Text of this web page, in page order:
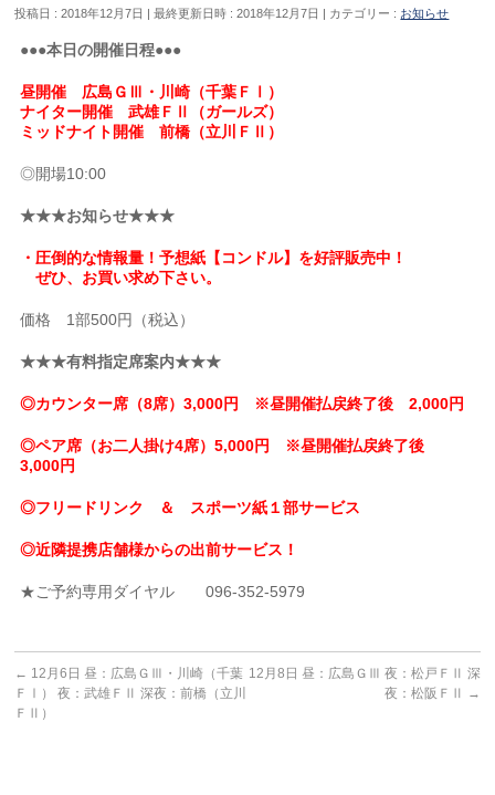
投稿日 : 2018年12月7日 最終更新日時 : 2018年12月7日 カテゴリー : お知らせ
●●●本日の開催日程●●●
昼開催 広島ＧⅢ・川崎（千葉ＦⅠ）
ナイター開催 武雄ＦⅡ（ガールズ）
ミッドナイト開催 前橋（立川ＦⅡ）
◎開場10:00
★★★お知らせ★★★
・圧倒的な情報量！予想紙【コンドル】を好評販売中！
ぜひ、お買い求め下さい。
価格 1部500円（税込）
★★★有料指定席案内★★★
◎カウンター席（8席）3,000円 ※昼開催払戻終了後 2,000円
◎ペア席（お二人掛け4席）5,000円 ※昼開催払戻終了後
3,000円
◎フリードリンク ＆ スポーツ紙１部サービス
◎近隣提携店舗様からの出前サービス！
★ご予約専用ダイヤル 096-352-5979
← 12月6日 昼：広島ＧⅢ・川崎（千葉
ＦⅠ） 夜：武雄ＦⅡ 深夜：前橋（立川
ＦⅡ）
12月8日 昼：広島ＧⅢ 夜：松戸ＦⅡ 深
夜：松阪ＦⅡ
→